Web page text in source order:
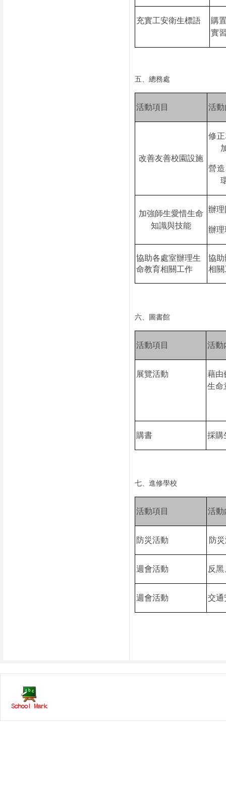
充實工安衛生標語
購
實
五、總務處
活動項目 活
改善友善校園設施
修
營
加強師生愛惜生命
知識與技能
辦
辦
協助各處室辦理生
命教育相關工作
協
相
六、圖書館
活動項目 活動
展覽活動
藉由
生命
購書 採購
七、進修學校
活動項目 活動
防災活動 防
週會活動 反
週會活動 交通